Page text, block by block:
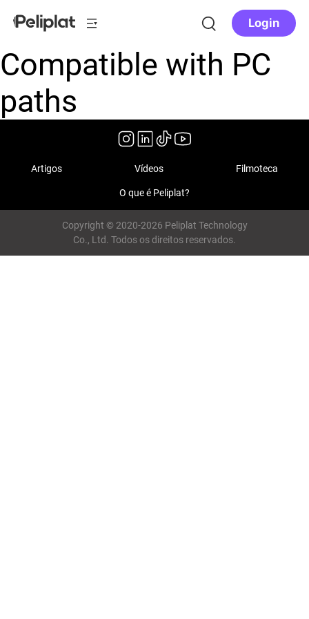
Login
Compatible with PC
paths
Artigos Vídeos Filmoteca
O que é Peliplat?
Copyright © 2020-2026 Peliplat Technology
Co., Ltd. Todos os direitos reservados.